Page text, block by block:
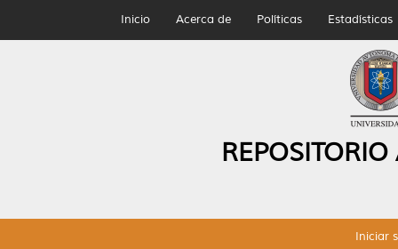
Inicio Acerca de Políticas Estadísticas
Iniciar